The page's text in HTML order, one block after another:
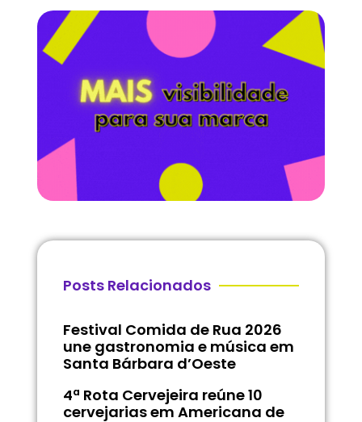
Posts Relacionados
Festival Comida de Rua 2026
une gastronomia e música em
Santa Bárbara d’Oeste
4ª Rota Cervejeira reúne 10
cervejarias em Americana de